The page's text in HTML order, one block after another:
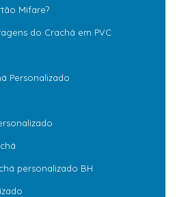
Mifare?
do Crachá em PVC
Personalizado
personalizado BH